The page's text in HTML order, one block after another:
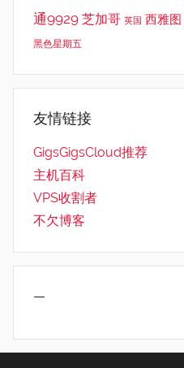
通9929 芝加哥 英国 西雅图
黑色星期五
友情链接
GigsGigsCloud推荐
主机百科
VPS收割者
不欠博客
—